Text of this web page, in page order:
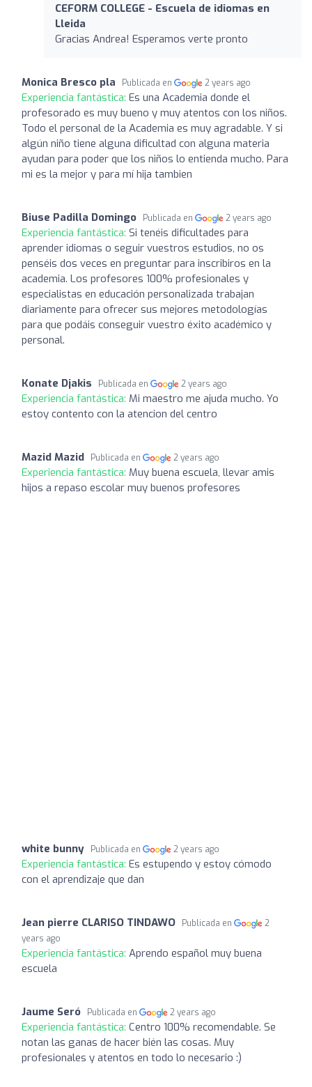
CEFORM COLLEGE - Escuela de idiomas en
Lleida
Gracias Andrea! Esperamos verte pronto
Monica Bresco pla Publicada en 2 years ago
Experiencia fantástica: Es una Academia donde el
profesorado es muy bueno y muy atentos con los niños.
Todo el personal de la Academia es muy agradable. Y si
algún niño tiene alguna dificultad con alguna materia
ayudan para poder que los niños lo entienda mucho. Para
mi es la mejor y para mí hija tambien
Biuse Padilla Domingo Publicada en 2 years ago
Experiencia fantástica: Si tenéis dificultades para
aprender idiomas o seguir vuestros estudios, no os
penséis dos veces en preguntar para inscribiros en la
academia. Los profesores 100% profesionales y
especialistas en educación personalizada trabajan
diariamente para ofrecer sus mejores metodologías
para que podáis conseguir vuestro éxito académico y
personal.
Konate Djakis Publicada en 2 years ago
Experiencia fantástica: Mi maestro me ajuda mucho. Yo
estoy contento con la atencion del centro
Mazid Mazid Publicada en 2 years ago
Experiencia fantástica: Muy buena escuela, llevar amis
hijos a repaso escolar muy buenos profesores
white bunny Publicada en 2 years ago
Experiencia fantástica: Es estupendo y estoy cómodo
con el aprendizaje que dan
Jean pierre CLARISO TINDAWO Publicada en
2
years ago
Experiencia fantástica: Aprendo español muy buena
escuela
Jaume Seró Publicada en 2 years ago
Experiencia fantástica: Centro 100% recomendable. Se
notan las ganas de hacer bién las cosas. Muy
profesionales y atentos en todo lo necesario :)